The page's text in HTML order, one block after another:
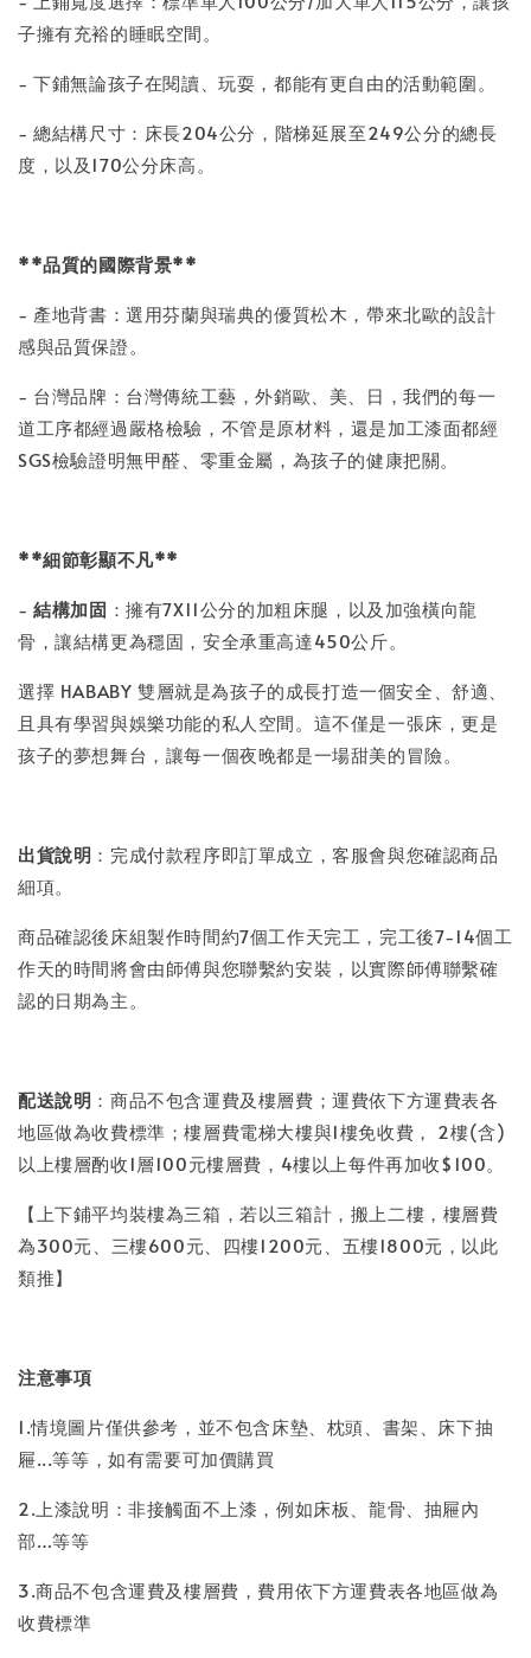
子擁有充裕的睡眠空間。
- 下鋪無論孩子在閱讀、玩耍，都能有更自由的活動範圍。
- 總結構尺寸：床長204公分，階梯延展至249公分的總長
度，以及170公分床高。
**品質的國際背景**
- 產地背書：選用芬蘭與瑞典的優質松木，帶來北歐的設計
感與品質保證。
- 台灣品牌：台灣傳統工藝，外銷歐、美、日，我們的每一
道工序都經過嚴格檢驗，不管是原材料，還是加工漆面都經
SGS檢驗證明無甲醛、零重金屬，為孩子的健康把關。
**細節彰顯不凡**
-結構加固 ：擁有7X11公分的加粗床腿，以及加強橫向龍
骨，讓結構更為穩固，安全承重高達450公斤。
選擇 HABABY 雙層就是為孩子的成長打造一個安全、舒適、
且具有學習與娛樂功能的私人空間。這不僅是一張床，更是
孩子的夢想舞台，讓每一個夜晚都是一場甜美的冒險。
出貨說明 ：完成付款程序即訂單成立，客服會與您確認商品
細項。
商品確認後床組製作時間約7個工作天完工，完工後7-14個工
作天的時間將會由師傅與您聯繫約安裝，以實際師傅聯繫確
認的日期為主。
配送說明 ：商品不包含運費及樓層費；運費依下方運費表各
地區做為收費標準；樓層費電梯大樓與1樓免收費， 2樓(含)
以上樓層酌收1層100元樓層費，4樓以上每件再加收$100。
【上下鋪平均裝樓為三箱，若以三箱計，搬上二樓，樓層費
為300元、三樓600元、四樓1200元、五樓1800元，以此
類推】
注意事項
1.情境圖片僅供參考，並不包含床墊、枕頭、書架、床下抽
屜...等等，如有需要可加價購買
2.上漆說明：非接觸面不上漆，例如床板、龍骨、抽屜內
部…等等
3.商品不包含運費及樓層費，費用依下方運費表各地區做為
收費標準